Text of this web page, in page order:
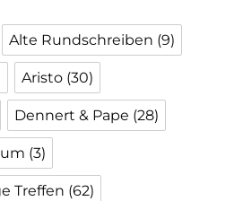
Alte Rundschreiben (9)
Aristo (30)
Dennert & Pape (28)
(3)
Treffen (62)